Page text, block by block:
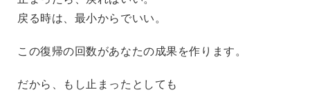
戻る時は、最小からでいい。
この復帰の回数があなたの成果を作ります。
だから、もし止まったとしても